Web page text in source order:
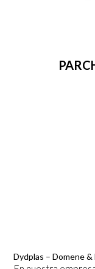
Dydplas – Domene